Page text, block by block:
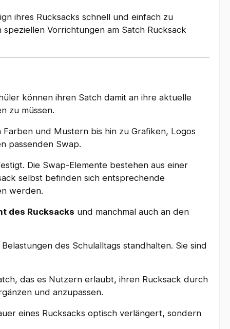
ihres Rucksacks schnell und einfach zu
speziellen Vorrichtungen am Satch Rucksack
können ihren Satch damit an ihre aktuelle
zu müssen.
und Mustern bis hin zu Grafiken, Logos
passenden Swap.
Die Swap-Elemente bestehen aus einer
selbst befinden sich entsprechende
werden.
des Rucksacks und manchmal auch an den
des Schulalltags standhalten. Sie sind
das es Nutzern erlaubt, ihren Rucksack durch
und anzupassen.
eines Rucksacks optisch verlängert, sondern